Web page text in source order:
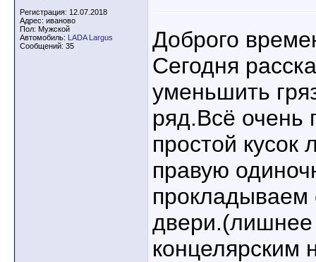
Регистрация: 12.07.2018
Адрес: иваново
Пол: Мужской
Автомобиль: LADA Largus
Сообщений: 35
Доброго
Сегодня
уменьшить
ряд.Всё очень
простой кусок
правую
прокладываем
двери.(лишнее